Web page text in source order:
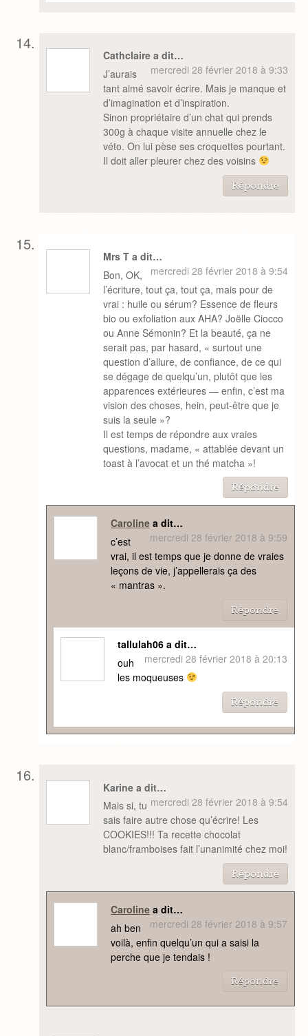
Cathclaire a dit…
mercredi 28 février 2018 à 9:33
J’aurais
tant aimé savoir écrire. Mais je manque et
d’imagination et d’inspiration.
Sinon propriétaire d’un chat qui prends
300g à chaque visite annuelle chez le
véto. On lui pèse ses croquettes pourtant.
Il doit aller pleurer chez des voisins
Répondre
Mrs T a dit…
mercredi 28 février 2018 à 9:54
Bon, OK,
l’écriture, tout ça, tout ça, mais pour de
vrai : huile ou sérum? Essence de fleurs
bio ou exfoliation aux AHA? Joëlle Ciocco
ou Anne Sémonin? Et la beauté, ça ne
serait pas, par hasard, « surtout une
question d’allure, de confiance, de ce qui
se dégage de quelqu’un, plutôt que les
apparences extérieures — enfin, c’est ma
vision des choses, hein, peut-être que je
suis la seule »?
Il est temps de répondre aux vraies
questions, madame, « attablée devant un
toast à l’avocat et un thé matcha »!
Répondre
Carolinea dit…
mercredi 28 février 2018 à 9:59
c’est
vrai, il est temps que je donne de vraies
leçons de vie, j’appellerais ça des
« mantras ».
Répondre
tallulah06 a dit…
mercredi 28 février 2018 à 20:13
ouh
les moqueuses
Répondre
Karine a dit…
mercredi 28 février 2018 à 9:54
Mais si, tu
sais faire autre chose qu’écrire! Les
COOKIES!!! Ta recette chocolat
blanc/framboises fait l’unanimité chez moi!
Répondre
Carolinea dit…
mercredi 28 février 2018 à 9:57
ah ben
voilà, enfin quelqu’un qui a saisi la
perche que je tendais !
Répondre